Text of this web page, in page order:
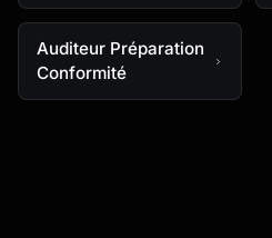
Auditeur Préparation
Conformité